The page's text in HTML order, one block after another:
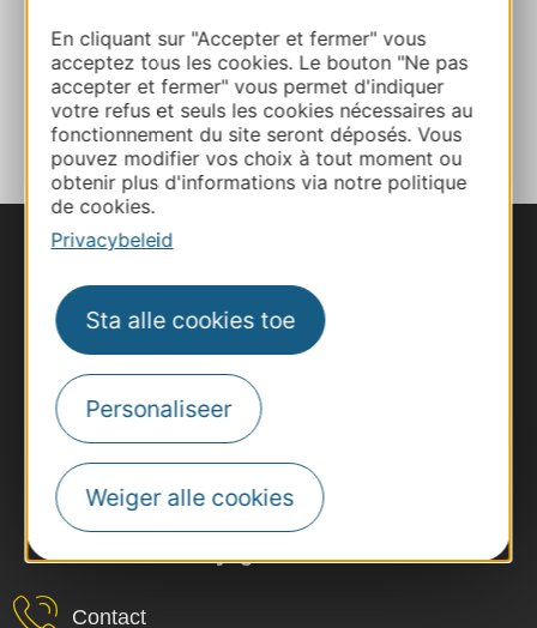
En cliquant sur "Accepter et fermer" vous
acceptez tous les cookies. Le bouton "Ne pas
accepter et fermer" vous permet d'indiquer
votre refus et seuls les cookies nécessaires au
fonctionnement du site seront déposés. Vous
pouvez modifier vos choix à tout moment ou
obtenir plus d'informations via notre politique
de cookies.
Privacybeleid
Sta alle cookies toe
Personaliseer
Weiger alle cookies
TOEVOEGEN
AAN NOTITIEBOEKJE
#VoyageOccitanie
Contact